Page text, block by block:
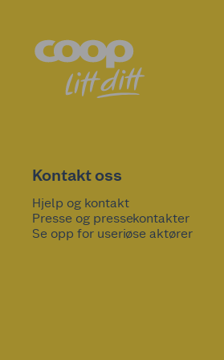
Kontakt oss
Hjelp og kontakt
Presse og pressekontakter
Se opp for useriøse aktører